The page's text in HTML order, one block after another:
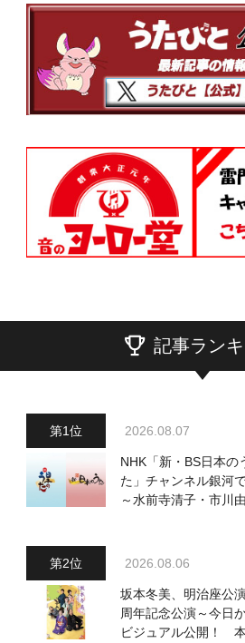
記事ラン
2026.08.07
NHK「新・BS日本の
た」チャンネル銀河
～水前寺清子・市川
2026.08.06
坂本冬美、明治座公
周年記念公演～今日
ビジュアル公開！